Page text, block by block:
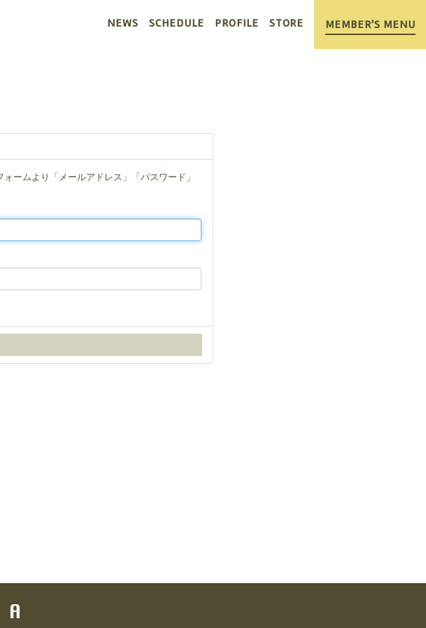
NEWS SCHEDULE PROFILE STORE MEMBER'S MENU
ームより「メールアドレス」「パスワード」